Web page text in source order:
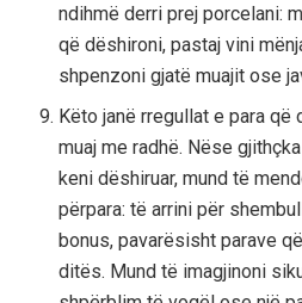
ndihmë derri prej porcelani:
që dëshironi, pastaj vini
shpenzoni gjatë muajit ose
Këto janë rregullat e para që
muaj me radhë. Nëse
keni dëshiruar, mund të
përpara: të arrini për
bonus, pavarësisht parave
ditës. Mund të imagjinoni